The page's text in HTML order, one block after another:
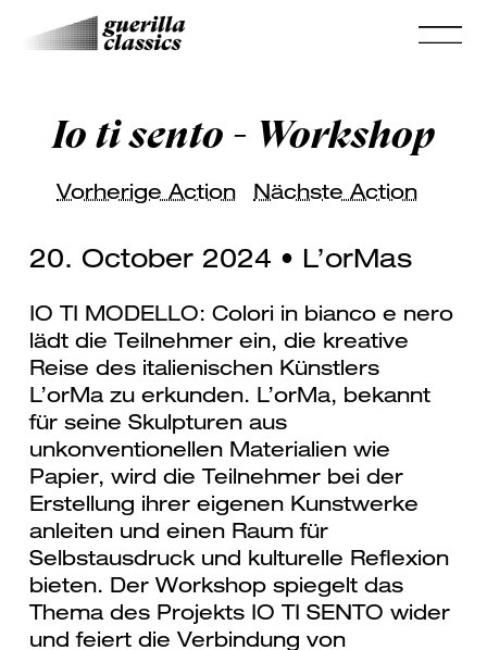
Io ti sento - Workshop
Vorherige Action Nächste Action
20. October 2024 • L’orMas
IO TI MODELLO: Colori in bianco e nero
lädt die Teilnehmer ein, die kreative
Reise des italienischen Künstlers
L’orMa zu erkunden. L’orMa, bekannt
für seine Skulpturen aus
unkonventionellen Materialien wie
Papier, wird die Teilnehmer bei der
Erstellung ihrer eigenen Kunstwerke
anleiten und einen Raum für
Selbstausdruck und kulturelle Reflexion
bieten. Der Workshop spiegelt das
Thema des Projekts IO TI SENTO wider
und feiert die Verbindung von